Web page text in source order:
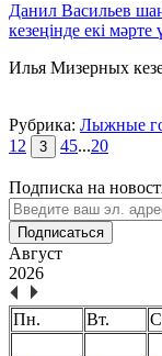
Данил Васильев
кезеңінде екі мәрте
Илья Мизерных
Рубрика: Лыжные
12 3 45...20
Подписка на
Подписаться
Август
2026
Пн. Вт.